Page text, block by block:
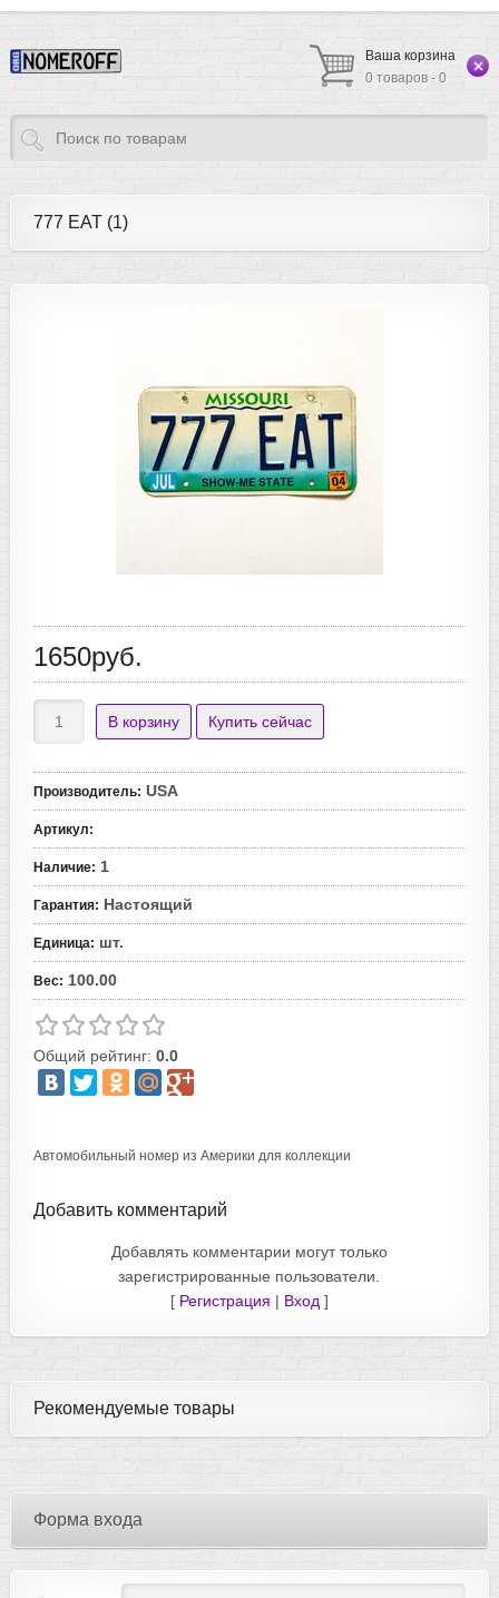
Ваша корзина
0 товаров - 0
777 EAT (1)
1650руб.
Производитель: USA
Артикул:
Наличие: 1
Гарантия: Настоящий
Единица: шт.
Вес: 100.00
Общий рейтинг: 0.0
Автомобильный номер из Америки для коллекции
Добавить комментарий
Добавлять комментарии могут только
зарегистрированные пользователи.
[ Регистрация | Вход ]
Рекомендуемые товары
Форма входа